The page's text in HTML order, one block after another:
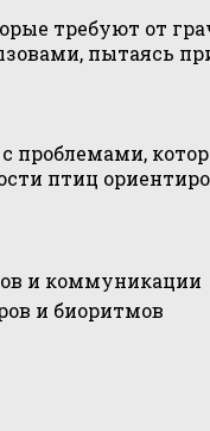
требуют от
пытаясь
проблемами,
птиц
и коммуникации
и биоритмов